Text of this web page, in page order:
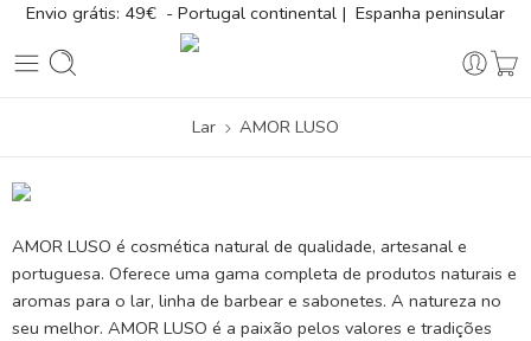
Envio grátis: 49€ - Portugal continental | Espanha peninsular
Lar AMOR LUSO
AMOR LUSO é cosmética natural de qualidade, artesanal e
portuguesa. Oferece uma gama completa de produtos naturais e
aromas para o lar, linha de barbear e sabonetes. A natureza no
seu melhor. AMOR LUSO é a paixão pelos valores e tradições